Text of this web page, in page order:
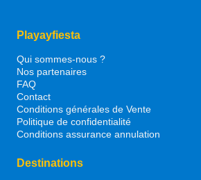
Playayfiesta
Qui sommes-nous ?
Nos partenaires
FAQ
Contact
Conditions générales de Vente
Politique de confidentialité
Conditions assurance annulation
Destinations